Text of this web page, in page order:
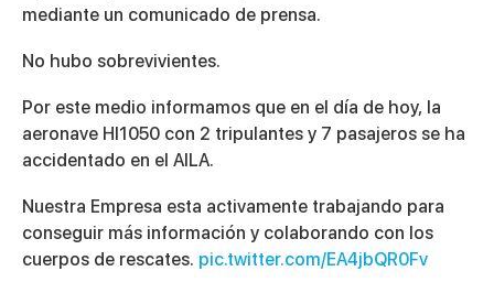
mediante un comunicado de prensa.
No hubo sobrevivientes.
Por este medio informamos que en el día de hoy, la
aeronave HI1050 con 2 tripulantes y 7 pasajeros se ha
accidentado en el AILA.
Nuestra Empresa esta activamente trabajando para
conseguir más información y colaborando con los
cuerpos de rescates. pic.twitter.com/EA4jbQR0Fv